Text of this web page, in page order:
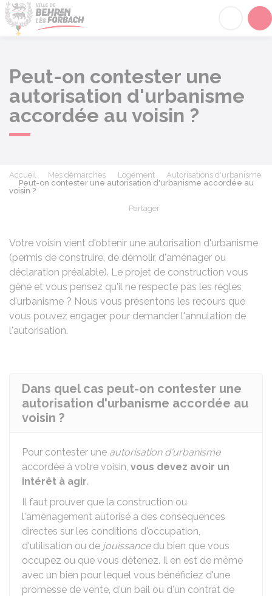
Peut-on contester une
autorisation d'urbanisme
accordée au voisin ?
Accueil Mes démarches Logement
Autorisations d'urbanisme
Peut-on contester une autorisation d'urbanisme accordée au
voisin ?
Partager
Votre voisin vient d'obtenir une autorisation d'urbanisme
(permis de construire, de démolir, d'aménager ou
déclaration préalable). Le projet de construction vous
gêne et vous pensez qu'il ne respecte pas les règles
d'urbanisme ? Nous vous présentons les recours que
vous pouvez engager pour demander l'annulation de
l'autorisation.
Dans quel cas peut-on contester une
autorisation d'urbanisme accordée au
voisin ?
Pour contester une autorisation d'urbanisme
accordée à votre voisin, vous devez avoir un
intérêt à agir.
Il faut prouver que la construction ou
l'aménagement autorisé a des conséquences
directes sur les conditions d'occupation,
d'utilisation ou de jouissancedu bien que vous
occupez ou que vous détenez. Il en est de même
avec un bien pour lequel vous bénéficiez d'une
promesse de vente, d'un bail ou d'un contrat de